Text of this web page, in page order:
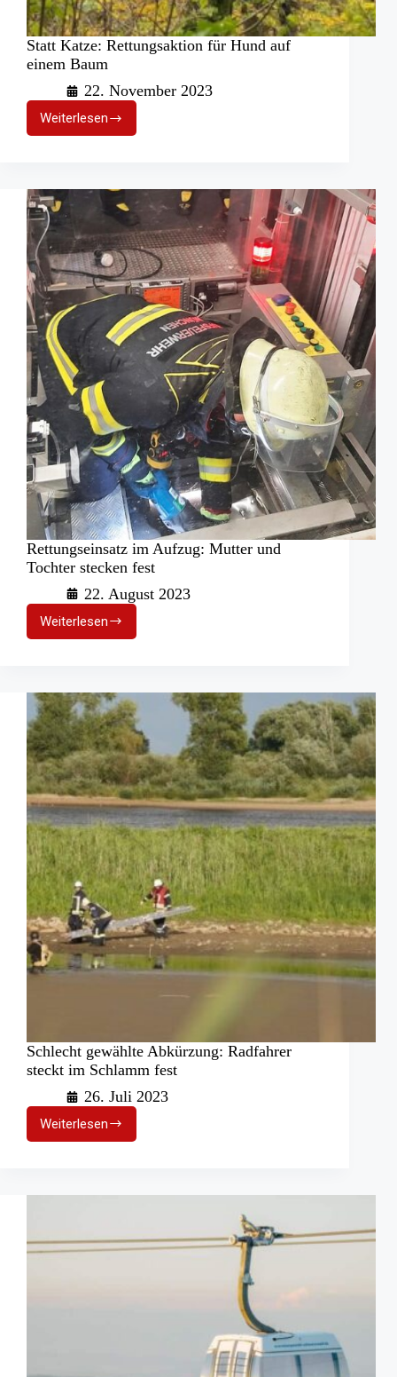
Statt Katze: Rettungsaktion für Hund auf
einem Baum
22. November 2023
Weiterlesen
Statt
Katze:
Hund
einem
Baum
Rettungseinsatz im Aufzug: Mutter und
Tochter stecken fest
22. August 2023
WeiterlesenRettungseinsatz
im
und
Tochter
stecken
fest
Schlecht gewählte Abkürzung: Radfahrer
steckt im Schlamm fest
26. Juli 2023
Weiterlesen
Schlecht
gewählte
steckt
fest